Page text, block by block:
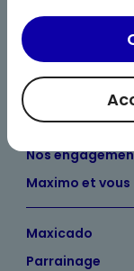
Bienvenue
Nos
Maximo et vous
Maxicado
Parrainage